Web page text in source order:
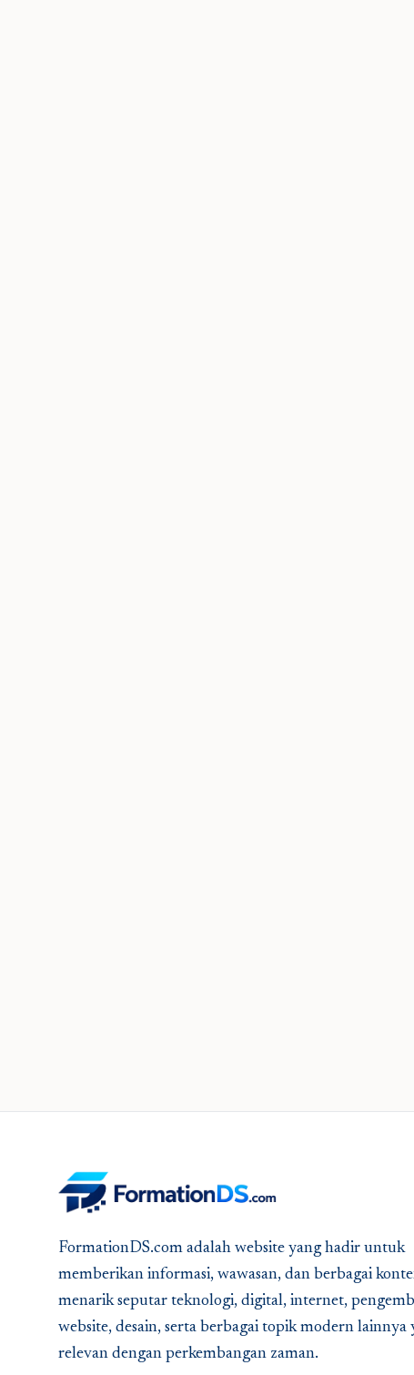
FormationDS.com adalah website yang hadir untuk
memberikan informasi, wawasan, dan berbagai
menarik seputar teknologi, digital, internet,
website, desain, serta berbagai topik modern lainnya
relevan dengan perkembangan zaman.